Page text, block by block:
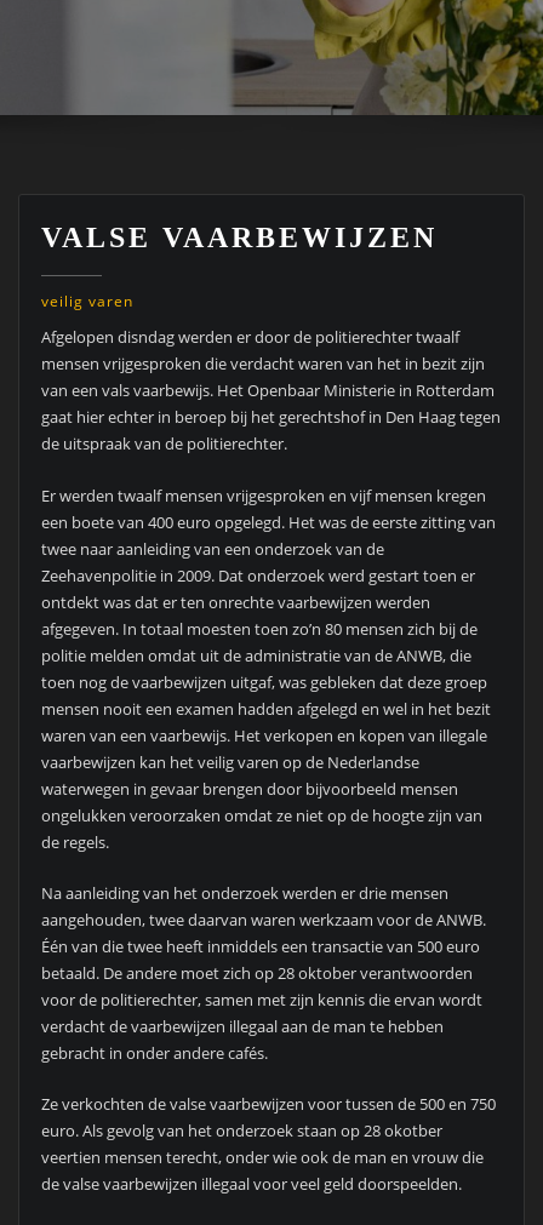
VALSE VAARBEWIJZEN
veilig varen
Afgelopen disndag werden er door de politierechter twaalf
mensen vrijgesproken die verdacht waren van het in bezit zijn
van een vals vaarbewijs. Het Openbaar Ministerie in Rotterdam
gaat hier echter in beroep bij het gerechtshof in Den Haag tegen
de uitspraak van de politierechter.
Er werden twaalf mensen vrijgesproken en vijf mensen kregen
een boete van 400 euro opgelegd. Het was de eerste zitting van
twee naar aanleiding van een onderzoek van de
Zeehavenpolitie in 2009. Dat onderzoek werd gestart toen er
ontdekt was dat er ten onrechte vaarbewijzen werden
afgegeven. In totaal moesten toen zo’n 80 mensen zich bij de
politie melden omdat uit de administratie van de ANWB, die
toen nog de vaarbewijzen uitgaf, was gebleken dat deze groep
mensen nooit een examen hadden afgelegd en wel in het bezit
waren van een vaarbewijs. Het verkopen en kopen van illegale
vaarbewijzen kan het veilig varen op de Nederlandse
waterwegen in gevaar brengen door bijvoorbeeld mensen
ongelukken veroorzaken omdat ze niet op de hoogte zijn van
de regels.
Na aanleiding van het onderzoek werden er drie mensen
aangehouden, twee daarvan waren werkzaam voor de ANWB.
Één van die twee heeft inmiddels een transactie van 500 euro
betaald. De andere moet zich op 28 oktober verantwoorden
voor de politierechter, samen met zijn kennis die ervan wordt
verdacht de vaarbewijzen illegaal aan de man te hebben
gebracht in onder andere cafés.
Ze verkochten de valse vaarbewijzen voor tussen de 500 en 750
euro. Als gevolg van het onderzoek staan op 28 okotber
veertien mensen terecht, onder wie ook de man en vrouw die
de valse vaarbewijzen illegaal voor veel geld doorspeelden.